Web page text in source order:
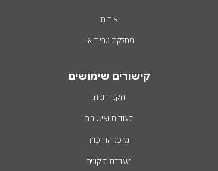
אודות
מחלקת טרייד אין
קישורים שימושים
תקנון חנות
תעודות ואישורים
מרכז הדרכות
מעבדת תיקונים